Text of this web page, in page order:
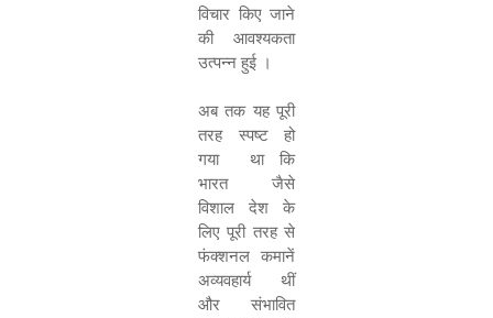
विचार किए जाने
की आवश्यकता
उत्‍पन्‍न हुई ।
अब तक यह पूरी
तरह स्पष्ट हो
गया
था कि
भारत जैसे
विशाल देश के
लिए पूरी तरह से
फंक्शनल कमानें
अव्यवहार्य थीं
और संभावित